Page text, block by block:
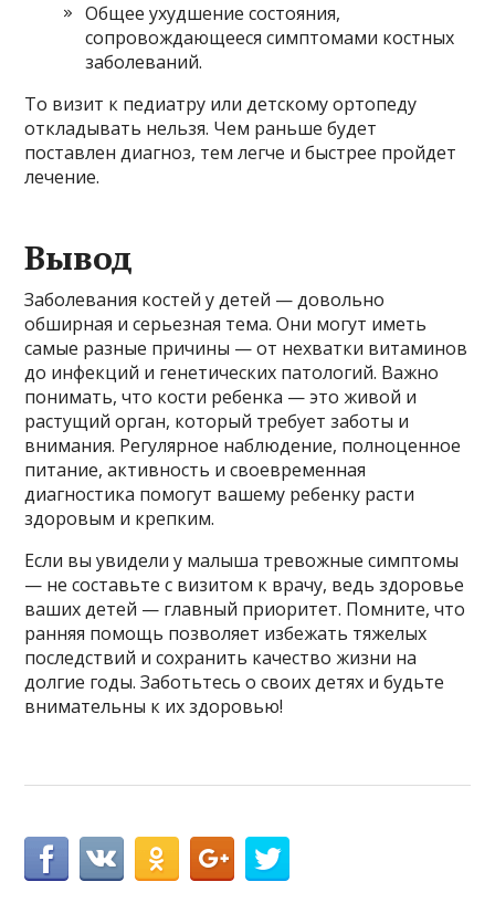
Общее ухудшение состояния,
сопровождающееся симптомами костных
заболеваний.
То визит к педиатру или детскому ортопеду
откладывать нельзя. Чем раньше будет
поставлен диагноз, тем легче и быстрее пройдет
лечение.
Вывод
Заболевания костей у детей — довольно
обширная и серьезная тема. Они могут иметь
самые разные причины — от нехватки витаминов
до инфекций и генетических патологий. Важно
понимать, что кости ребенка — это живой и
растущий орган, который требует заботы и
внимания. Регулярное наблюдение, полноценное
питание, активность и своевременная
диагностика помогут вашему ребенку расти
здоровым и крепким.
Если вы увидели у малыша тревожные симптомы
— не составьте с визитом к врачу, ведь здоровье
ваших детей — главный приоритет. Помните, что
ранняя помощь позволяет избежать тяжелых
последствий и сохранить качество жизни на
долгие годы. Заботьтесь о своих детях и будьте
внимательны к их здоровью!